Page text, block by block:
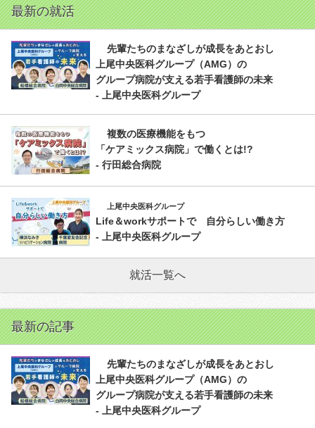
最新の就活
先輩たちのまなざしが成長をあとおし
上尾中央医科グループ（AMG）の
グループ病院が支える若手看護師の未来
- 上尾中央医科グループ
複数の医療機能をもつ
「ケアミックス病院」で働くとは!?
- 行田総合病院
上尾中央医科グループ
Life＆workサポートで 自分らしい働き方
- 上尾中央医科グループ
就活一覧へ
最新の記事
先輩たちのまなざしが成長をあとおし
上尾中央医科グループ（AMG）の
グループ病院が支える若手看護師の未来
- 上尾中央医科グループ